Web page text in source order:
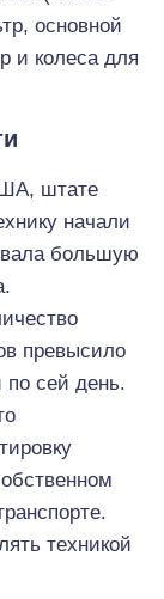
основной
и колеса для
штате
начали
большую
превысило
по сей день.
техникой